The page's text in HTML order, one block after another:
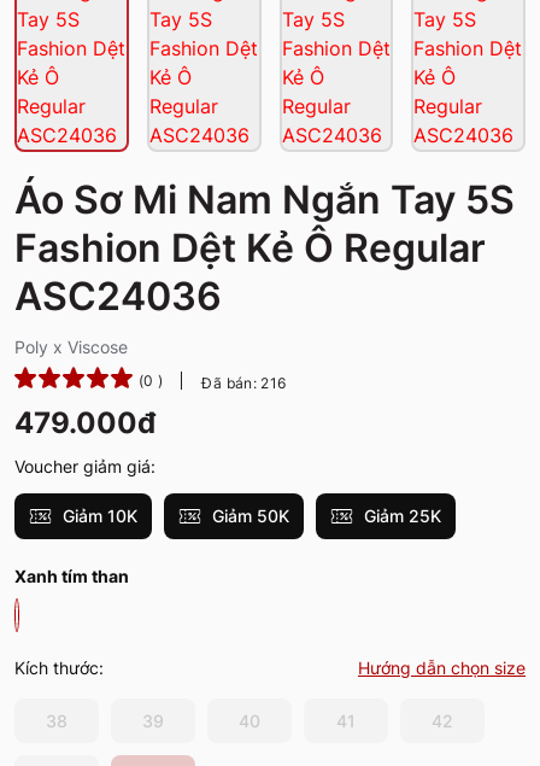
Áo Sơ Mi Nam Ngắn Tay 5S
Fashion Dệt Kẻ Ô Regular
ASC24036
Poly x Viscose
(0 ) Đã bán: 216
479.000đ
Voucher giảm giá:
Giảm 10K Giảm 50K Giảm 25K
Xanh tím than
Kích thước: Hướng dẫn chọn size
38 39 40 41 42